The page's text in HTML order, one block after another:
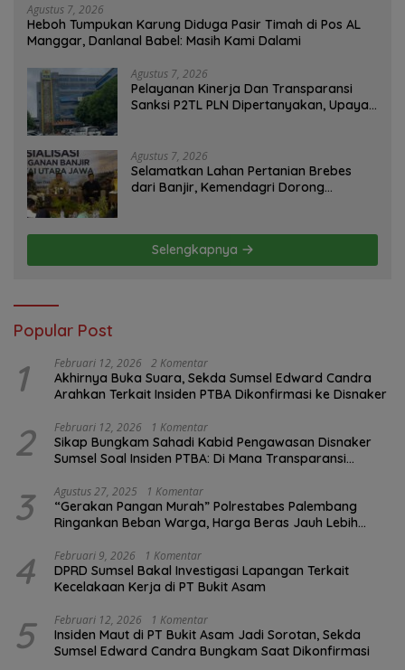
Agustus 7, 2026
Heboh Tumpukan Karung Diduga Pasir Timah di Pos AL
Manggar, Danlanal Babel: Masih Kami Dalami
Agustus 7, 2026
Pelayanan Kinerja Dan Transparansi
Sanksi P2TL PLN Dipertanyakan, Upaya
Agustus 7, 2026
Selamatkan Lahan Pertanian Brebes
dari Banjir, Kemendagri Dorong
Selengkapnya
Popular Post
1 Februari 12, 2026 2 Komentar
Akhirnya Buka Suara, Sekda Sumsel Edward Candra
Arahkan Terkait Insiden PTBA Dikonfirmasi ke Disnaker
2 Februari 12, 2026 1 Komentar
Sikap Bungkam Sahadi Kabid Pengawasan Disnaker
Sumsel Soal Insiden PTBA: Di Mana Transparansi
3 Agustus 27, 2025 1 Komentar
“Gerakan Pangan Murah” Polrestabes Palembang
Ringankan Beban Warga, Harga Beras Jauh Lebih
4 Februari 9, 2026 1 Komentar
DPRD Sumsel Bakal Investigasi Lapangan Terkait
Kecelakaan Kerja di PT Bukit Asam
5 Februari 12, 2026 1 Komentar
Insiden Maut di PT Bukit Asam Jadi Sorotan, Sekda
Sumsel Edward Candra Bungkam Saat Dikonfirmasi